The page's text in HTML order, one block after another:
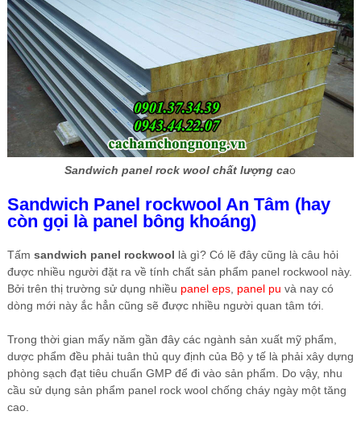
Sandwich panel rock wool chất lượng cao
Sandwich Panel rockwool An Tâm (hay
còn gọi là panel bông khoáng)
Tấm sandwich panel rockwool là gì? Có lẽ đây cũng là câu hỏi
được nhiều người đặt ra về tính chất sản phẩm panel rockwool này.
Bởi trên thị trường sử dụng nhiều panel eps, panel pu và nay có
dòng mới này ắc hẳn cũng sẽ được nhiều người quan tâm tới.
Trong thời gian mấy năm gần đây các ngành sản xuất mỹ phẩm,
dược phẩm đều phải tuân thủ quy định của Bộ y tế là phải xây dựng
phòng sạch đạt tiêu chuẩn GMP để đi vào sản phẩm. Do vậy, nhu
cầu sử dụng sản phẩm panel rock wool chống cháy ngày một tăng
cao.